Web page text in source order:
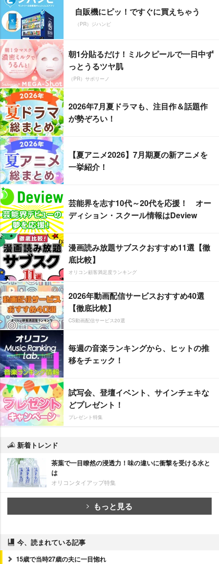
自販機にピッ！ですぐに買えちゃう
（PR）ジハンピ
朝1分貼るだけ！ミルクピールで一日中ず
っとうるツヤ肌
（PR）サボリーノ
2026年7月夏ドラマも、注目作＆話題作
が勢ぞろい！
【夏アニメ2026】7月期夏の新アニメを
一挙紹介！
芸能界を志す10代～20代を応援！ オー
ディション・スクール情報はDeview
漫画読み放題サブスクおすすめ11選【徹
底比較】
オリコン顧客満足度ランキング
2026年動画配信サービスおすすめ40選
【徹底比較】
CS動画配信サービス20選
毎週の音楽ランキングから、ヒットの推
移をチェック！
試写会、登壇イベント、サインチェキな
どプレゼント！
プレゼント特集
新着トレンド
茶葉で一目瞭然の浸透力！味の違いに衝撃を受ける水と
は
オリコンタイアップ特集
もっと見る
今、読まれている記事
15歳で当時27歳の夫に一目惚れ